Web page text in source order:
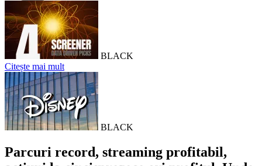
BLACK
Citește mai mult
BLACK
Parcuri record, streaming profitabil,